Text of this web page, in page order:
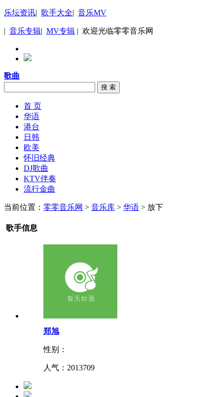
乐坛资讯| 歌手大全| 音乐MV
| 音乐专辑| MV专辑 | 欢迎光临零零音乐网
歌曲
搜 索
首 页
华语
港台
日韩
欧美
怀旧经典
DJ歌曲
KTV伴奏
流行金曲
当前位置： 零零音乐网 > 音乐库 > 华语 > 放下
歌手信息
郑旭
性别：
人气： 2013709